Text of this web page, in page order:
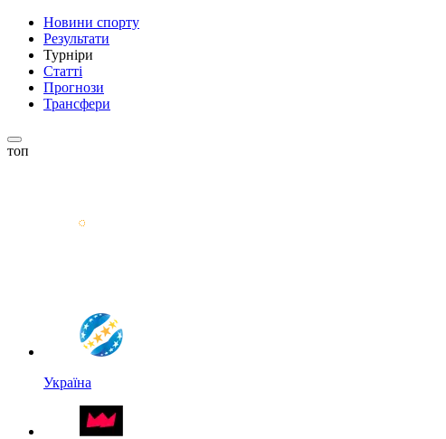
Новини спорту
Результати
Турніри
Статті
Прогнози
Трансфери
топ
Україна